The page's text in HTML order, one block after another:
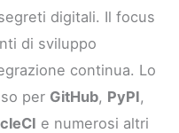
digitali. Il focus
di sviluppo
continua. Lo
per GitHub, PyPI,
e numerosi altri